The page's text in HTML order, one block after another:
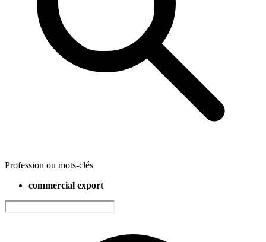
Profession ou mots-clés
commercial export